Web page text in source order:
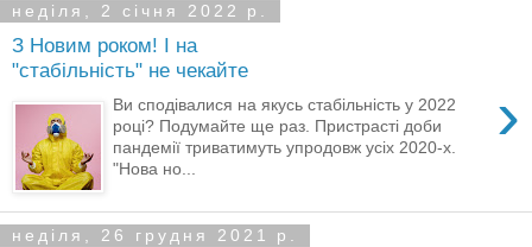
неділя, 2 січня 2022 р.
З Новим роком! І на
"стабільність" не чекайте
›
Ви сподівалися на якусь стабільність у 2022
році? Подумайте ще раз. Пристрасті доби
пандемії триватимуть упродовж усіх 2020-х.
"Нова но...
неділя, 26 грудня 2021 р.